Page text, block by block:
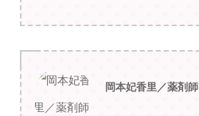
岡本妃香里／薬剤師